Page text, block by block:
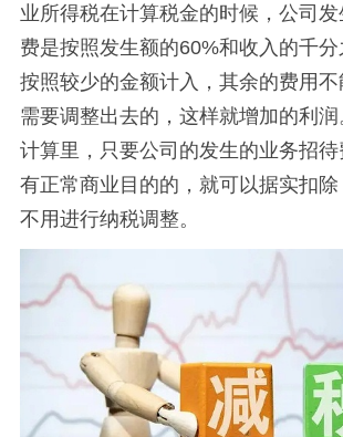
业所得税在计算税金的时候，公司
费是按照发生额的60%和收入的千分
按照较少的金额计入，其余的费用
需要调整出去的，这样就增加的利
计算里，只要公司的发生的业务招
有正常商业目的的，就可以据实扣除
不用进行纳税调整。